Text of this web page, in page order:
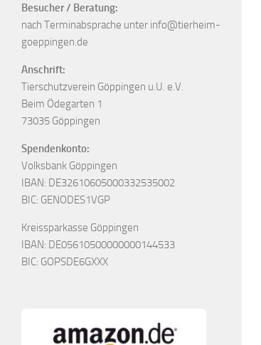
Besucher / Beratung:
nach Terminabsprache unter info@tierheim-
goeppingen.de
Anschrift:
Tierschutzverein Göppingen u.U. e.V.
Beim Ödegarten 1
73035 Göppingen
Spendenkonto:
Volksbank Göppingen
IBAN: DE32610605000332535002
BIC: GENODES1VGP
Kreissparkasse Göppingen
IBAN: DE05610500000000144533
BIC: GOPSDE6GXXX